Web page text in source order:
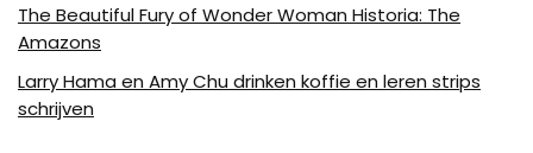
The Beautiful Fury of Wonder Woman Historia: The
Amazons
Larry Hama en Amy Chu drinken koffie en leren strips
schrijven